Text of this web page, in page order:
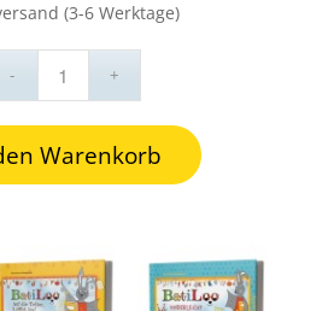
(3-6 Werktage)
Warenkorb